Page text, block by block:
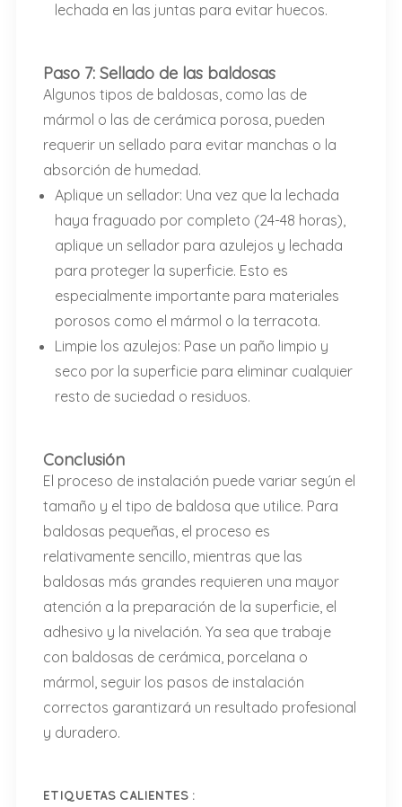
lechada en las juntas para evitar huecos.
Paso 7: Sellado de las baldosas
Algunos tipos de baldosas, como las de
mármol o las de cerámica porosa, pueden
requerir un sellado para evitar manchas o la
absorción de humedad.
Aplique un sellador: Una vez que la lechada
haya fraguado por completo (24-48 horas),
aplique un sellador para azulejos y lechada
para proteger la superficie. Esto es
especialmente importante para materiales
porosos como el mármol o la terracota.
Limpie los azulejos: Pase un paño limpio y
seco por la superficie para eliminar cualquier
resto de suciedad o residuos.
Conclusión
El proceso de instalación puede variar según el
tamaño y el tipo de baldosa que utilice. Para
baldosas pequeñas, el proceso es
relativamente sencillo, mientras que las
baldosas más grandes requieren una mayor
atención a la preparación de la superficie, el
adhesivo y la nivelación. Ya sea que trabaje
con baldosas de cerámica, porcelana o
mármol, seguir los pasos de instalación
correctos garantizará un resultado profesional
y duradero.
ETIQUETAS CALIENTES :